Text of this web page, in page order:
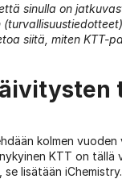
sinulla on
siitä, miten KTT-
kolmen vuoden
KTT on tällä
se lisätään iChemistry.